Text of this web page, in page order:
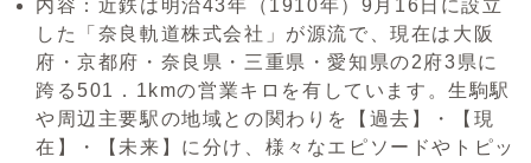
内容：近鉄は明治43年（1910年）9月16日に設立
した「奈良軌道株式会社」が源流で、現在は大阪
府・京都府・奈良県・三重県・愛知県の2府3県に
跨る501．1kmの営業キロを有しています。生駒駅
や周辺主要駅の地域との関わりを【過去】・【現
在】・【未来】に分け、様々なエピソードやトピッ